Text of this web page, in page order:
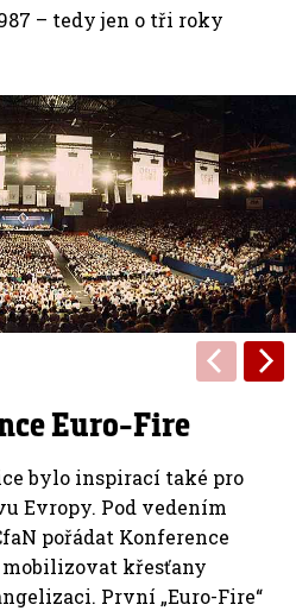
– tedy jen o tři roky
Euro-Fire
bylo inspirací také pro
Evropy. Pod vedením
pořádat Konference
mobilizovat křesťany
První „Euro-Fire“